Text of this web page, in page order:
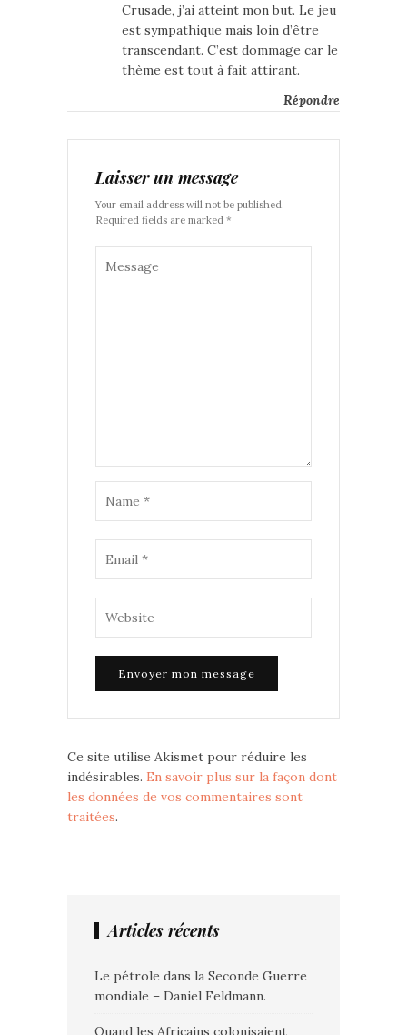
Crusade, j’ai atteint mon but. Le jeu
est sympathique mais loin d’être
transcendant. C’est dommage car le
thème est tout à fait attirant.
Répondre
Laisser un message
Your email address will not be published.
Required fields are marked *
Ce site utilise Akismet pour réduire les
indésirables. En savoir plus sur la façon dont
les données de vos commentaires sont
traitées.
Articles récents
Le pétrole dans la Seconde Guerre
mondiale – Daniel Feldmann.
Quand les Africains colonisaient